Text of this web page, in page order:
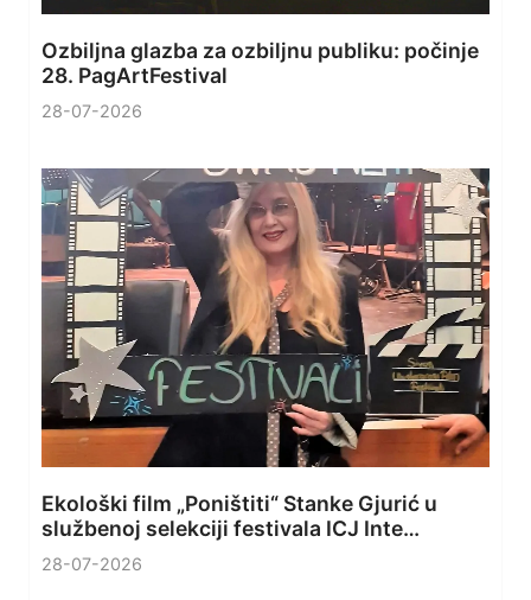
Ozbiljna glazba za ozbiljnu publiku: počinje
28. PagArtFestival
28-07-2026
Ekološki film „Poništiti“ Stanke Gjurić u
službenoj selekciji festivala ICJ Inte…
28-07-2026